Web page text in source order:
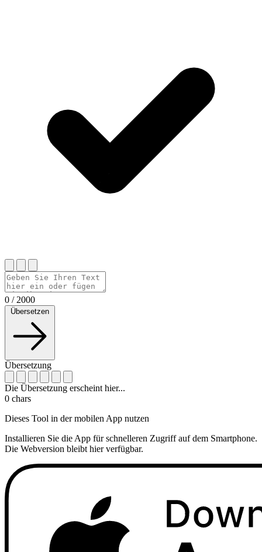
0 / 2000
Übersetzen
Übersetzung
Die Übersetzung erscheint hier...
0 chars
Dieses Tool in der mobilen App nutzen
Installieren Sie die App für schnelleren Zugriff auf dem Smartphone.
Die Webversion bleibt hier verfügbar.